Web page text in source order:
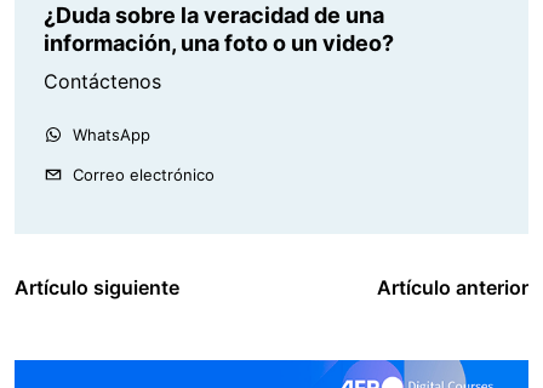
¿Duda sobre la veracidad de una
información, una foto o un video?
Contáctenos
WhatsApp
Correo electrónico
Artículo siguiente Artículo anterior